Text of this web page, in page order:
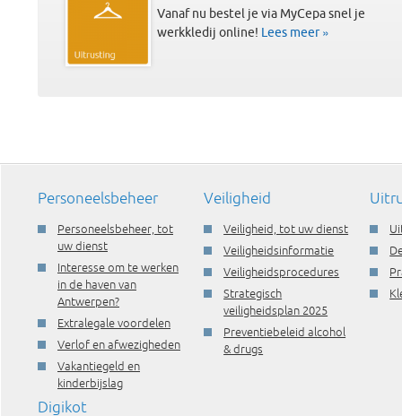
Vanaf nu bestel je via MyCepa snel je
werkkledij online! Lees meer »
Personeelsbeheer
Personeelsbeheer, tot
uw dienst
Interesse om te werken
in de haven van
Antwerpen?
Extralegale voordelen
Verlof en afwezigheden
Vakantiegeld en
kinderbijslag
Veiligheid
Veiligheid, tot uw dienst
Veiligheidsinformatie
Veiligheidsprocedures
Strategisch
veiligheidsplan 2025
Preventiebeleid alcohol
& drugs
Digikot